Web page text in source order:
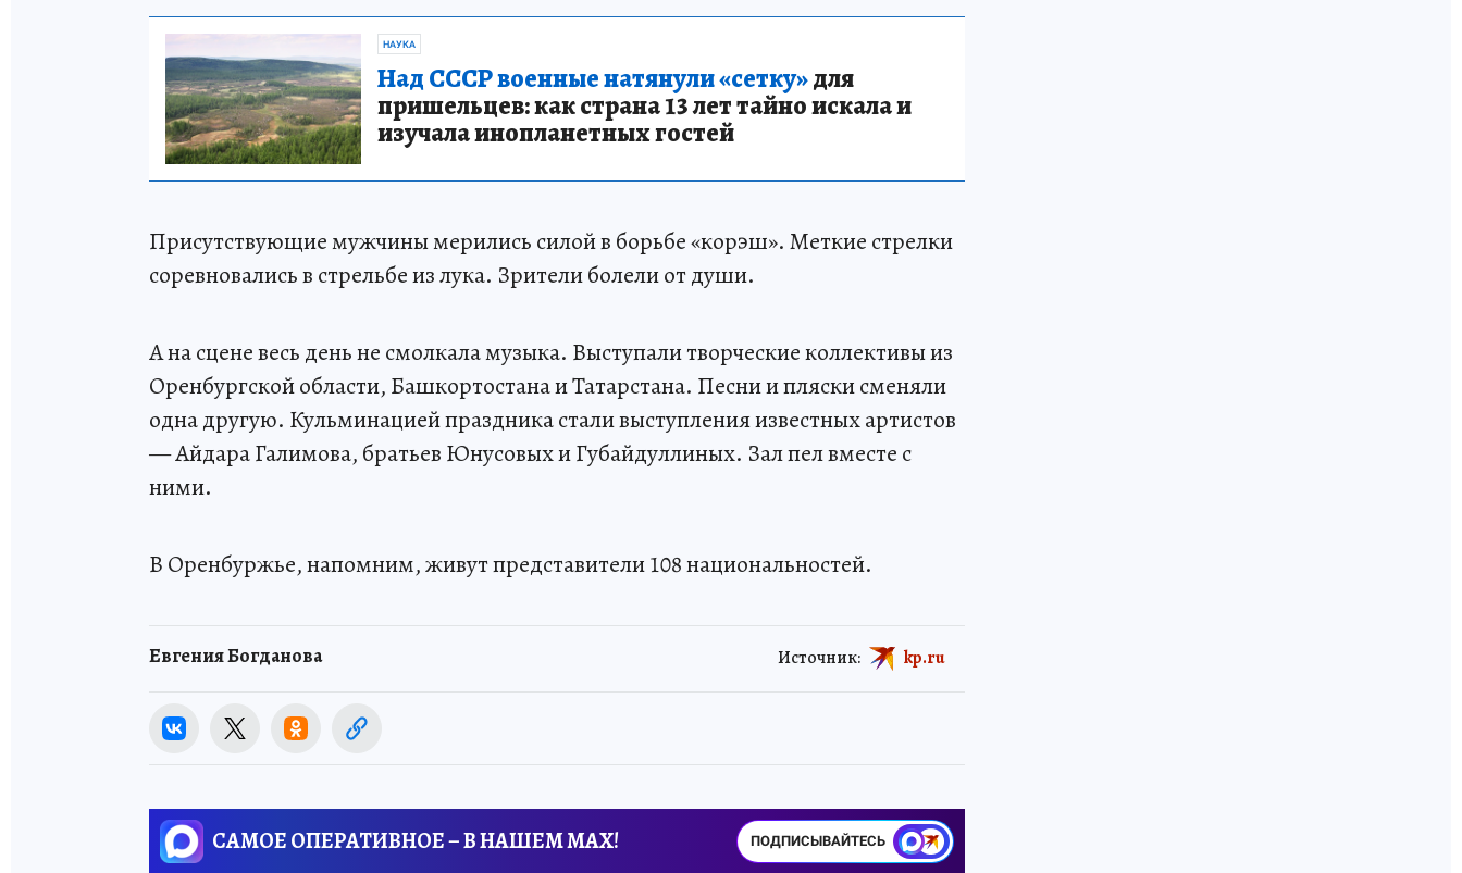
НАУКА
Над СССР военные натянули «сетку»для
пришельцев: как страна 13 лет тайно искала и
изучала инопланетных гостей
Присутствующие мужчины мерились силой в борьбе «корэш». Меткие стрелки
соревновались в стрельбе из лука. Зрители болели от души.
А на сцене весь день не смолкала музыка. Выступали творческие коллективы из
Оренбургской области, Башкортостана и Татарстана. Песни и пляски сменяли
одна другую. Кульминацией праздника стали выступления известных артистов
— Айдара Галимова, братьев Юнусовых и Губайдуллиных. Зал пел вместе с
ними.
В Оренбуржье, напомним, живут представители 108 национальностей.
Евгения Богданова Источник: kp.ru
САМОЕ ОПЕРАТИВНОЕ – В НАШЕМ MAX! ПОДПИСЫВАЙТЕСЬ